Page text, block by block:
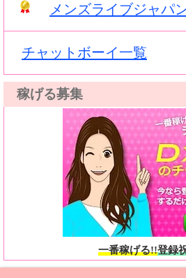
メンズライブジャパ
チャットボーイ一覧
稼げる募集
一番稼げる!!登録